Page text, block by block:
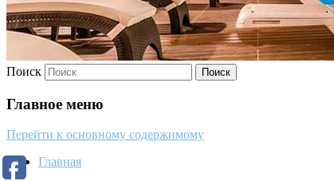
Поиск
Главное меню
Перейти к основному содержимому
Главная